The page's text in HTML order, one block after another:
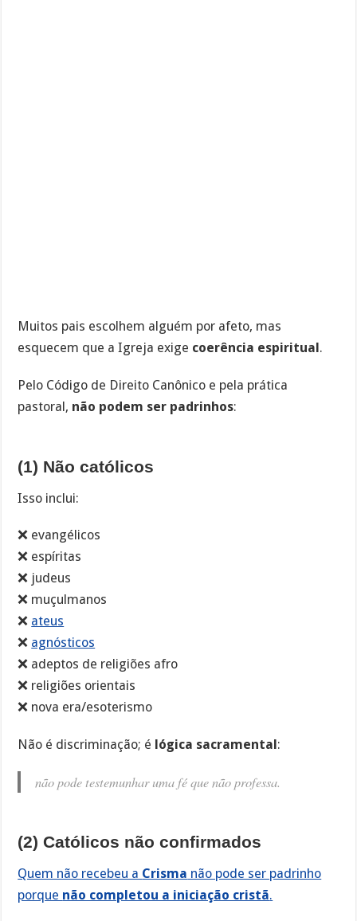
Muitos pais escolhem alguém por afeto, mas
esquecem que a Igreja exige coerência espiritual.
Pelo Código de Direito Canônico e pela prática
pastoral, não podem ser padrinhos:
(1) Não católicos
Isso inclui:
❌ evangélicos
❌ espíritas
❌ judeus
❌ muçulmanos
❌ ateus
❌ agnósticos
❌ adeptos de religiões afro
❌ religiões orientais
❌ nova era/esoterismo
Não é discriminação; é lógica sacramental :
não pode testemunhar uma fé que não professa.
(2) Católicos não confirmados
Quem não recebeu a Crisma não pode ser padrinho
porque não completou a iniciação cristã.